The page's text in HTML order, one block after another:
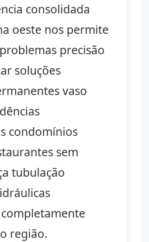
consolidada
oeste nos permite
precisão
soluções
vaso
condomínios
sem
tubulação
região.